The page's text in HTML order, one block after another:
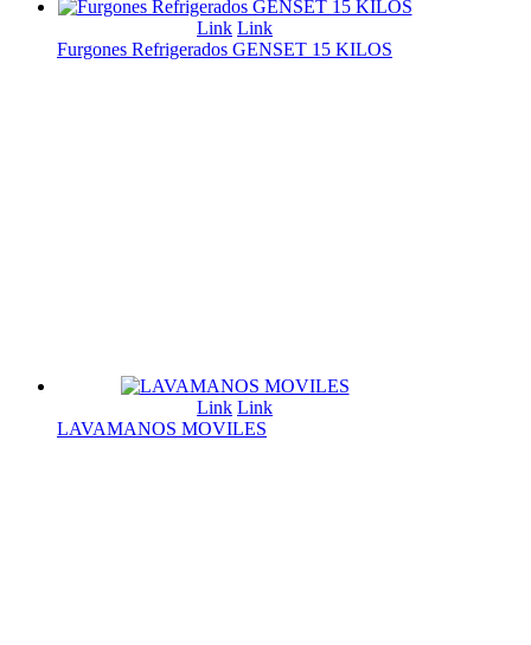
Link Link
Furgones Refrigerados GENSET 15 KILOS
Link Link
LAVAMANOS MOVILES